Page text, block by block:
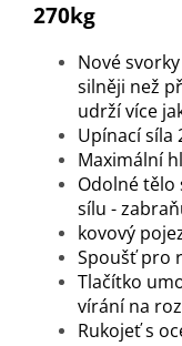
270kg
Nové
silněji než
udrží více
Upínací síla
Maximální
Odolné tělo
sílu -
kovový
Spoušť pro
Tlačítko
vírání na
Rukojeť s